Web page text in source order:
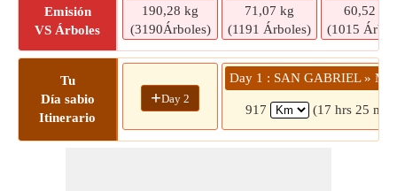
Emisión
VS Árboles
190,28 kg
(3190Árboles)
71,07 kg
(1191 Árboles)
60,52 kg
(1015
Tu
Día sabio
Itinerario
+Day 2
Day 1 : SAN GABRIEL »
917 (17 hrs 25